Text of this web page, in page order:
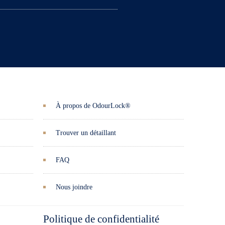
À propos de OdourLock®
Trouver un détaillant
FAQ
Nous joindre
Politique de confidentialité